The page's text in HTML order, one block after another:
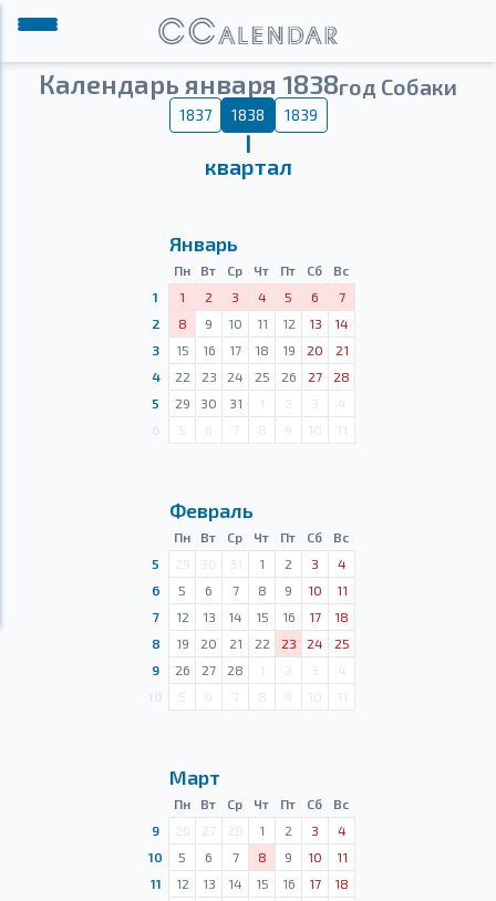
Календарь января 1838год Собаки
1837 1838 1839
Ⅰ
квартал
Январь
Пн Вт Ср Чт Пт Сб
Вс
1
1 2 3 4 5 6
7
2
8 9 10 11 12 13
14
3
15 16 17 18 19 20
21
4
22 23 24 25 26 27
28
5
29 30 31 1 2 3
4
5 6 7 8 9 10 11
Февраль
Пн Вт Ср Чт Пт Сб
Вс
5
29 30 31 1 2 3
4
6
5 6 7 8 9 10
11
7
12 13 14 15 16 17
18
8
19 20 21 22 23 24
25
9
26 27 28 1 2 3
4
5 6 7 8 9 10 11
Март
Пн Вт Ср Чт Пт Сб
Вс
9
26 27 28 1 2 3
4
10
5 6 7 8 9 10
11
11
12 13 14 15 16 17
18